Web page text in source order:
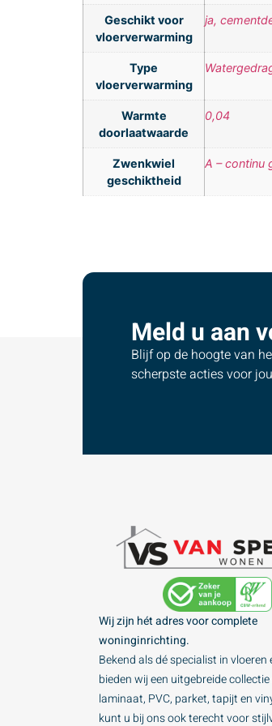
Geschikt voor
vloerverwarming
ja,
Type
vloerverwarming
Warmte
doorlaatwaarde
0,04
Zwenkwiel
geschiktheid
A – continu
Meld u aan
Blijf op de hoogte van
scherpste acties voor
Wij zijn hét adres voor complete
woninginrichting.
Bekend als dé specialist in vloeren
bieden wij een uitgebreide
laminaat, PVC, parket, tapijt en
kunt u bij ons ook terecht voor